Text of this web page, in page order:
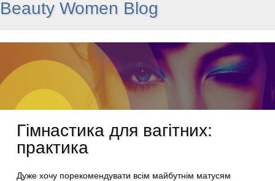
Beauty Women Blog
Гімнастика для вагітних:
практика
Дуже хочу порекомендувати всім майбутнім матусям